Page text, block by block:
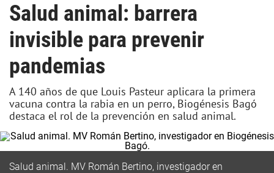
Salud animal: barrera
invisible para prevenir
pandemias
A 140 años de que Louis Pasteur aplicara la primera
vacuna contra la rabia en un perro, Biogénesis Bagó
destaca el rol de la prevención en salud animal.
Salud animal. MV Román Bertino, investigador en